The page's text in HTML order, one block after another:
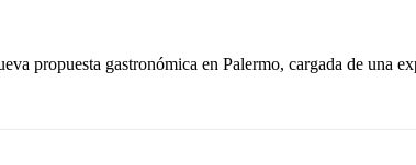
propuesta gastronómica en Palermo, cargada de una